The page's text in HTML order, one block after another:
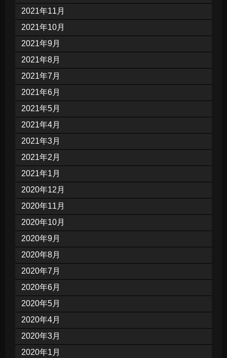
2021年11月
2021年10月
2021年9月
2021年8月
2021年7月
2021年6月
2021年5月
2021年4月
2021年3月
2021年2月
2021年1月
2020年12月
2020年11月
2020年10月
2020年9月
2020年8月
2020年7月
2020年6月
2020年5月
2020年4月
2020年3月
2020年1月